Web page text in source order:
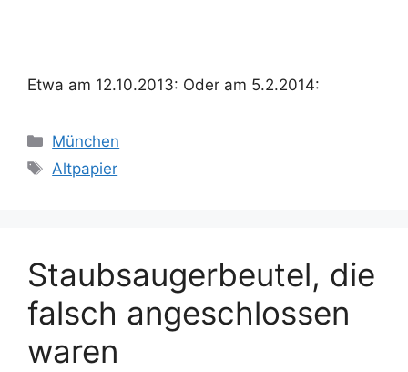
Etwa am 12.10.2013: Oder am 5.2.2014:
Kategorien
München
Schlagwörter
Altpapier
Staubsaugerbeutel, die
falsch angeschlossen
waren